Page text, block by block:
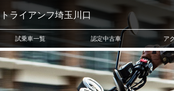
トライアンフ埼玉川口
試乗車一覧 認定中古車 ア